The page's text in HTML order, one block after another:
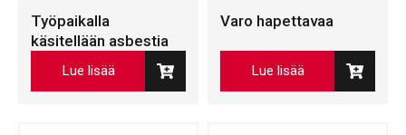
Työpaikalla
käsitellään asbestia
Lue lisää
Varo hapettavaa
Lue lisää